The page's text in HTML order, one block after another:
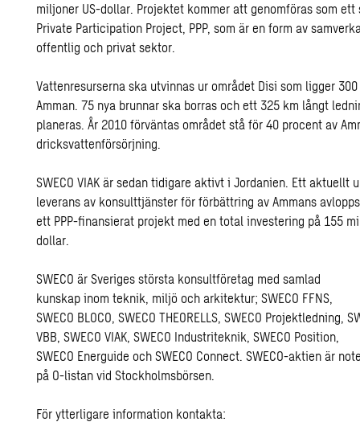
miljoner US-dollar. Projektet kommer att genomföras som
Private Participation Project, PPP, som är en form av
offentlig och privat sektor.
Vattenresurserna ska utvinnas ur området Disi som ligger
Amman. 75 nya brunnar ska borras och ett 325 km långt
planeras. År 2010 förväntas området stå för 40 procent av
dricksvattenförsörjning.
SWECO VIAK är sedan tidigare aktivt i Jordanien. Ett aktuellt
leverans av konsulttjänster för förbättring av Ammans
ett PPP-finansierat projekt med en total investering på 155
dollar.
SWECO är Sveriges största konsultföretag med samlad
kunskap inom teknik, miljö och arkitektur; SWECO FFNS,
SWECO BLOCO, SWECO THEORELLS, SWECO Projektledning,
VBB, SWECO VIAK, SWECO Industriteknik, SWECO Position,
SWECO Energuide och SWECO Connect. SWECO-aktien är
på O-listan vid Stockholmsbörsen.
För ytterligare information kontakta: